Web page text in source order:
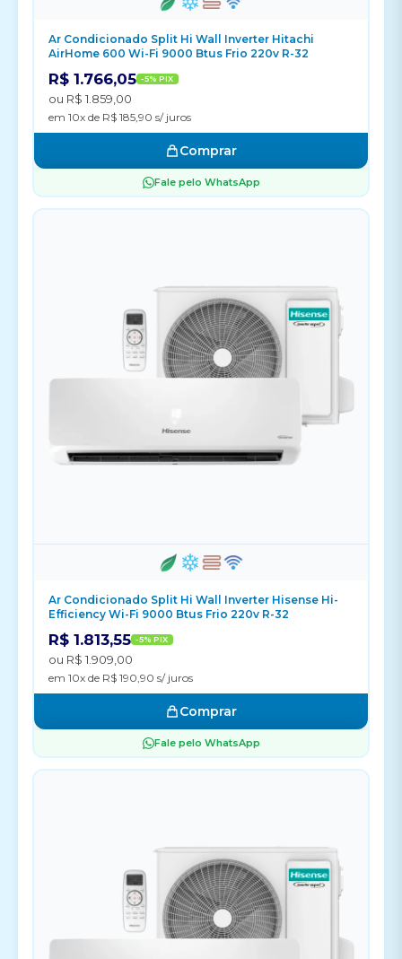
Ar Condicionado Split Hi Wall Inverter Hitachi
AirHome 600 Wi-Fi 9000 Btus Frio 220v R-32
R$ 1.766,05 -5% PIX
ou R$ 1.859,00
em 10x de R$ 185,90 s/ juros
Comprar
Fale pelo WhatsApp
Ar Condicionado Split Hi Wall Inverter Hisense Hi-
Efficiency Wi-Fi 9000 Btus Frio 220v R-32
R$ 1.813,55 -5% PIX
ou R$ 1.909,00
em 10x de R$ 190,90 s/ juros
Comprar
Fale pelo WhatsApp